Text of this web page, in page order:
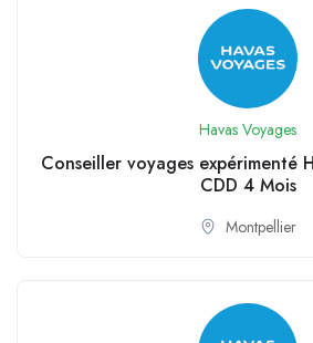
Havas Voyages
Conseiller voyages expérimenté
CDD 4 Mois
Montpellier